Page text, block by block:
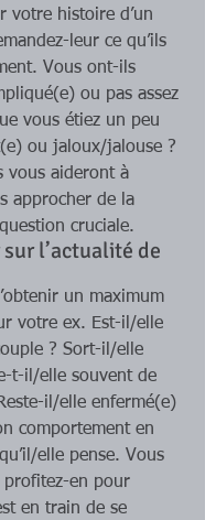
votre histoire d’un
leur ce qu’ils
Vous ont-ils
ou pas assez
vous étiez un peu
ou jaloux/jalouse ?
vous aideront à
approcher de la
cruciale.
l’actualité de
un maximum
votre ex. Est-il/elle
? Sort-il/elle
t-il/elle souvent de
il/elle enfermé(e)
comportement en
elle pense. Vous
profitez-en pour
en train de se